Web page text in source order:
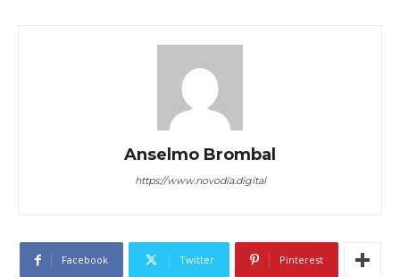
Anselmo Brombal
https://www.novodia.digital
Facebook Twitter Pinterest